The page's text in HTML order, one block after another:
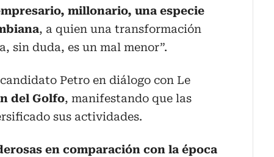
millonario, una especie
, a quien una transformación
sin duda, es un mal menor”.
Petro en diálogo con Le
del Golfo, manifestando que las
sus actividades.
en comparación con la época